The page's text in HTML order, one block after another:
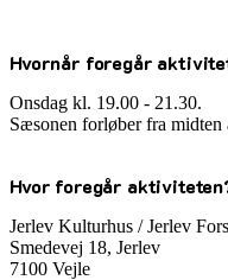
Hvornår foregår
Onsdag kl. 19.00 - 21.30.
Sæsonen forløber fra midten
Hvor foregår
Jerlev Kulturhus / Jerlev
Smedevej 18, Jerlev
7100 Vejle